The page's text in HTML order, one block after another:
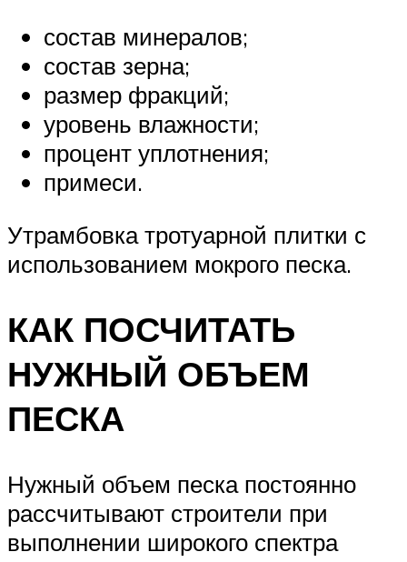
состав минералов;
состав зерна;
размер фракций;
уровень влажности;
процент уплотнения;
примеси.
Утрамбовка тротуарной плитки с
использованием мокрого песка.
КАК ПОСЧИТАТЬ
НУЖНЫЙ ОБЪЕМ
ПЕСКА
Нужный объем песка постоянно
рассчитывают строители при
выполнении широкого спектра